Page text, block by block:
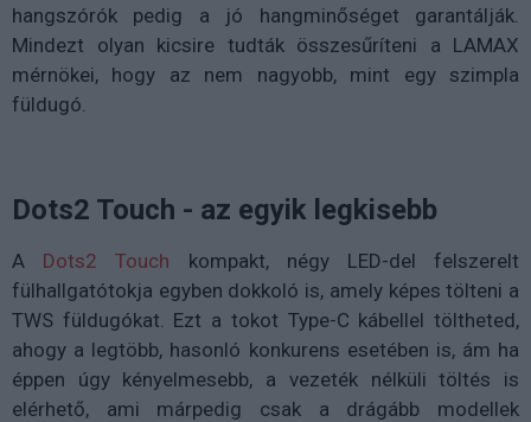
hangszórók pedig a jó hangminőséget garantálják.
Mindezt olyan kicsire tudták összesűríteni a LAMAX
mérnökei, hogy az nem nagyobb, mint egy szimpla
füldugó.
Dots2 Touch - az egyik legkisebb
A Dots2 Touch kompakt, négy LED-del felszerelt
fülhallgatótokja egyben dokkoló is, amely képes tölteni a
TWS füldugókat. Ezt a tokot Type-C kábellel töltheted,
ahogy a legtöbb, hasonló konkurens esetében is, ám ha
éppen úgy kényelmesebb, a vezeték nélküli töltés is
elérhető, ami márpedig csak a drágább modellek